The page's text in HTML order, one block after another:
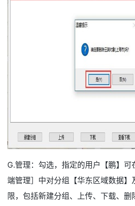
G.管理：勾选，指定的用户【鹏】
端管理］中对分组【华东区域数据】
限，包括新建分组、上传、下载、